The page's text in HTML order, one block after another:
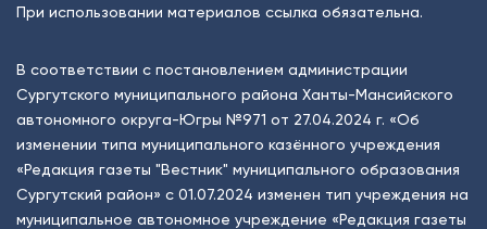
При использовании материалов ссылка обязательна.
В соответствии с постановлением администрации
Сургутского муниципального района Ханты-Мансийского
автономного округа-Югры №971 от 27.04.2024 г. «Об
изменении типа муниципального казённого учреждения
«Редакция газеты "Вестник" муниципального образования
Сургутский район» с 01.07.2024 изменен тип учреждения на
муниципальное автономное учреждение «Редакция газеты